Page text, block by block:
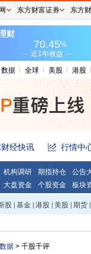
数据 全球 美股 港股
经快讯 行情中
机构调研 期指持仓
公告
大盘资金 个股资金 板块
股 基金 港股 美股 期货
据 > 千股千评
东方财富证券 东方